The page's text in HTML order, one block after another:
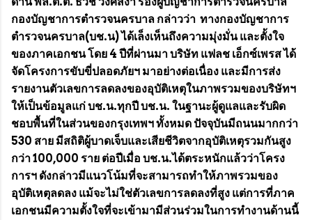
กองบัญชาการตำรวจนครบาล กล่าวว่า ทางกองบัญชาการ
ตำรวจนครบาล(บช.น) ได้เล็งเห็นถึงความมุ่งมั่น และตั้งใจ
ของภาคเอกชน โดย 4 ปีที่ผ่านมา บริษัท แฟลช เอ็กซ์เพรส ได้
จัดโครงการขับขี่ปลอดภัยฯ มาอย่างต่อเนื่อง และมีการส่ง
รายงานตัวเลขการลดลงของอุบัติเหตุในภาพรวมของบริษัทฯ
ให้เป็นข้อมูลแก่ บช.น.ทุกปี บช.น. ในฐานะผู้ดูแลและรับผิด
ชอบพื้นที่ในส่วนของกรุงเทพฯ ทั้งหมด ปัจจุบันมีถนนมากกว่า
530 สาย มีสถิติผู้บาดเจ็บและเสียชีวิตจากอุบัติเหตุรวมกันสูง
กว่า 100,000 ราย ต่อปีเมื่อ บช.น.ได้ตระหนักแล้วว่าโครง
การฯ ดังกล่าวมีแนวโน้มที่จะสามารถทำให้ภาพรวมของ
อุบัติเหตุลดลง แม้จะไม่ใช่ตัวเลขการลดลงที่สูง แต่การที่ภาค
เอกชนมีความตั้งใจที่จะเข้ามามีส่วนร่วมในการทำงานด้านนี้